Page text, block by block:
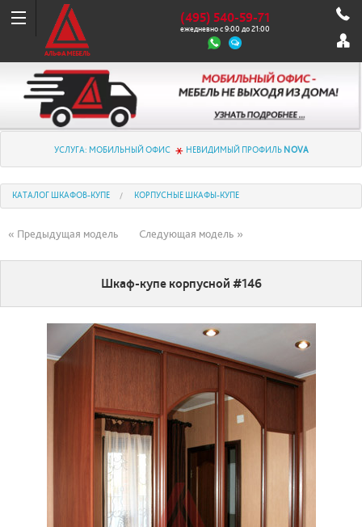
(495) 540-59-71
ежедневно с 9:00 до 21:00
УСЛУГА: МОБИЛЬНЫЙ ОФИС НЕВИДИМЫЙ ПРОФИЛЬ NOVA
КАТАЛОГ ШКАФОВ-КУПЕ КОРПУСНЫЕ ШКАФЫ-КУПЕ
« Предыдущая модель Следующая модель »
Шкаф-купе корпусной #146